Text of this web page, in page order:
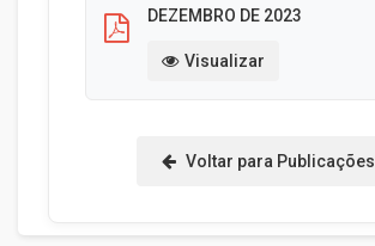
DEZEMBRO DE 2023
Visualizar
Voltar para Publicações